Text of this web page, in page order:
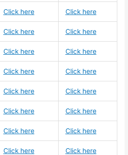
Click here Click here
Click here Click here
Click here Click here
Click here Click here
Click here Click here
Click here Click here
Click here Click here
Click here Click here